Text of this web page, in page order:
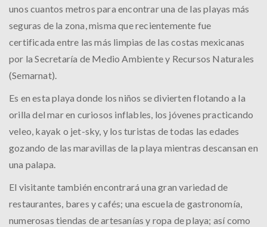
unos cuantos metros para encontrar una de las playas más
seguras de la zona, misma que recientemente fue
certificada entre las más limpias de las costas mexicanas
por la Secretaría de Medio Ambiente y Recursos Naturales
(Semarnat).
Es en esta playa donde los niños se divierten flotando a la
orilla del mar en curiosos inflables, los jóvenes practicando
veleo, kayak o jet-sky, y los turistas de todas las edades
gozando de las maravillas de la playa mientras descansan en
una palapa.
El visitante también encontrará una gran variedad de
restaurantes, bares y cafés; una escuela de gastronomía,
numerosas tiendas de artesanías y ropa de playa; así como